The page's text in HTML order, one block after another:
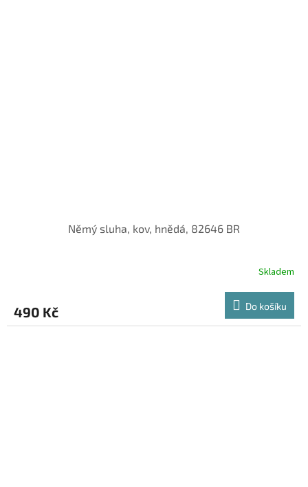
Němý sluha, kov, hnědá, 82646 BR
Skladem
490 Kč Do košíku